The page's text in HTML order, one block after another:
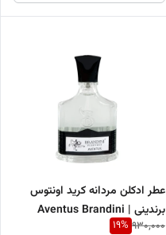
عطر ادکلن مردانه کرید اونتوس
برندینی | Aventus Brandini
930,000
19%